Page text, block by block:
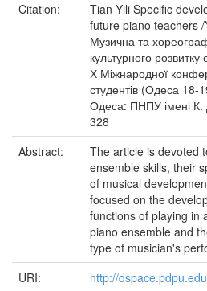
Citation:
Tian Yili Specific
future piano teachers
Музична та
культурного розвитку
Х Міжнародної
студентів (Одеса
Одеса: ПНПУ імені
328
Abstract:
The article is devoted
ensemble skills, their
of musical
focused on the
functions of playing in
piano ensemble and
type of musician's
URI:
http://